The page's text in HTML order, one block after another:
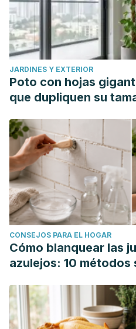
of-Cockroaches-A-Public-
Lai, O., Ho, D., Glick, S., &
possible transmission of
review.
Archives of
https://link.springer.com/
JARDINES Y EXTERIOR
Poto con hojas
que dupliquen su
CONSEJOS PARA EL HOGAR
Cómo blanquear las
azulejos: 10